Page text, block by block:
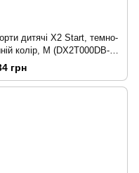
дитячі X2 Start, темно-
колір, М (DX2T000DB-М)
грн